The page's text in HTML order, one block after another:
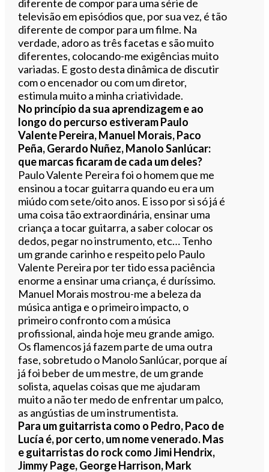
diferente de compor para uma série de
televisão em episódios que, por sua vez, é tão
diferente de compor para um filme. Na
verdade, adoro as três facetas e são muito
diferentes, colocando-me exigências muito
variadas. E gosto desta dinâmica de discutir
com o encenador ou com um diretor,
estimula muito a minha criatividade.
No princípio da sua aprendizagem e ao
longo do percurso estiveram Paulo
Valente Pereira, Manuel Morais, Paco
Peña, Gerardo Nuñez, Manolo Sanlúcar:
que marcas ficaram de cada um deles?
Paulo Valente Pereira foi o homem que me
ensinou a tocar guitarra quando eu era um
miúdo com sete/oito anos. E isso por si só já é
uma coisa tão extraordinária, ensinar uma
criança a tocar guitarra, a saber colocar os
dedos, pegar no instrumento, etc… Tenho
um grande carinho e respeito pelo Paulo
Valente Pereira por ter tido essa paciência
enorme a ensinar uma criança, é duríssimo.
Manuel Morais mostrou-me a beleza da
música antiga e o primeiro impacto, o
primeiro confronto com a música
profissional, ainda hoje meu grande amigo.
Os flamencos já fazem parte de uma outra
fase, sobretudo o Manolo Sanlúcar, porque aí
já foi beber de um mestre, de um grande
solista, aquelas coisas que me ajudaram
muito a não ter medo de enfrentar um palco,
as angústias de um instrumentista.
Para um guitarrista como o Pedro, Paco de
Lucía é, por certo, um nome venerado. Mas
e guitarristas do rock como Jimi Hendrix,
Jimmy Page, George Harrison, Mark